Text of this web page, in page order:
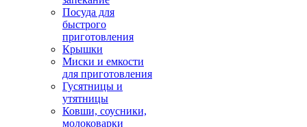
Посуда для
быстрого
приготовления
Крышки
Миски и емкости
для приготовления
Гусятницы и
утятницы
Ковши, соусники,
молоковарки